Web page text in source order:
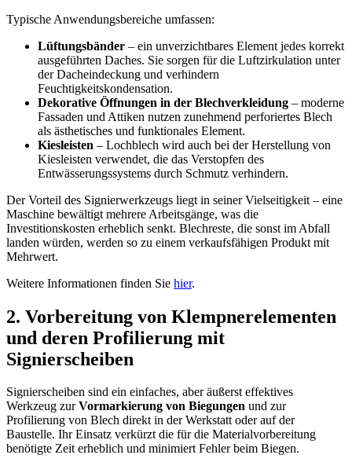
Typische Anwendungsbereiche umfassen:
Lüftungsbänder – ein unverzichtbares Element jedes korrekt
ausgeführten Daches. Sie sorgen für die Luftzirkulation unter
der Dacheindeckung und verhindern
Feuchtigkeitskondensation.
Dekorative Öffnungen in der Blechverkleidung – moderne
Fassaden und Attiken nutzen zunehmend perforiertes Blech
als ästhetisches und funktionales Element.
Kiesleisten – Lochblech wird auch bei der Herstellung von
Kiesleisten verwendet, die das Verstopfen des
Entwässerungssystems durch Schmutz verhindern.
Der Vorteil des Signierwerkzeugs liegt in seiner Vielseitigkeit – eine
Maschine bewältigt mehrere Arbeitsgänge, was die
Investitionskosten erheblich senkt. Blechreste, die sonst im Abfall
landen würden, werden so zu einem verkaufsfähigen Produkt mit
Mehrwert.
Weitere Informationen finden Sie hier.
2. Vorbereitung von Klempnerelementen
und deren Profilierung mit
Signierscheiben
Signierscheiben sind ein einfaches, aber äußerst effektives
Werkzeug zurVormarkierung von Biegungen und zur
Profilierung von Blech direkt in der Werkstatt oder auf der
Baustelle. Ihr Einsatz verkürzt die für die Materialvorbereitung
benötigte Zeit erheblich und minimiert Fehler beim Biegen.